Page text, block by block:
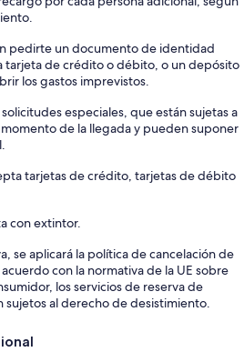
pedirte un documento de identidad
tarjeta de crédito o débito, o un depósito
los gastos imprevistos.
especiales, que están sujetas a
de la llegada y pueden suponer
tarjetas de crédito, tarjetas de débito
con extintor.
se aplicará la política de cancelación de
con la normativa de la UE sobre
los servicios de reserva de
sujetos al derecho de desistimiento.